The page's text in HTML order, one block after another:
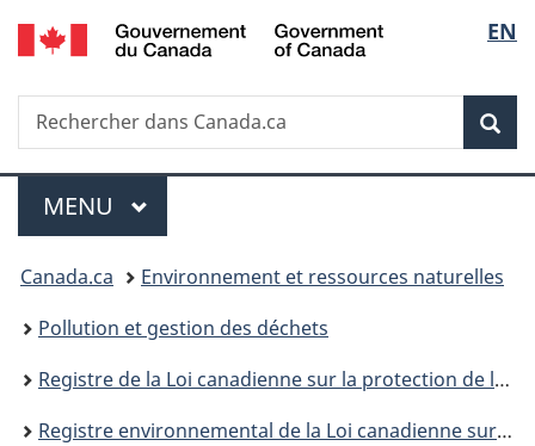
Passer
au
principal
Passer
à
Au
du
Passer
à
version
simplifiée
de
la
EN
Recherche
Rechercher
dans
Menu
MENU PRINCIPAL
Vous
êtes
ici :
Canada.ca
Environnement et ressources naturelles
Pollution et gestion des déchets
Registre de la Loi canadienne sur la protection de l’environnement
Registre environnemental de la Loi canadienne sur la protection de l’environnement : publications